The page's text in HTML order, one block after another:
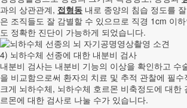
과의 상관관계, 접형동 내로 종양의 침습 정도를
은 조직들도 잘 감별할 수 있으므로 직경 1cm 이
도 정확한 진단이 가능하게 되었습니다.
4) 뇌하수체 선종에 대한 내분비 검사
내분비 검사는 내분비 기능의 이상을 확인하고 수
을 비교함으로써 환자의 치료 및 추적 관찰에 필
크게 뇌하수체, 뇌하수체 호르몬 비축정도에 대한
르몬에 대한 검사로 나눌 수가 있습니다.